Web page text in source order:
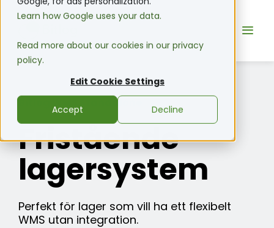
Learn how Google uses your data.
Read more about our cookies in our privacy
policy.
Edit Cookie Settings
Accept Decline
Bitlog WMS Standalone
Fristående
lagersystem
Perfekt för lager som vill ha ett flexibelt
WMS utan integration.